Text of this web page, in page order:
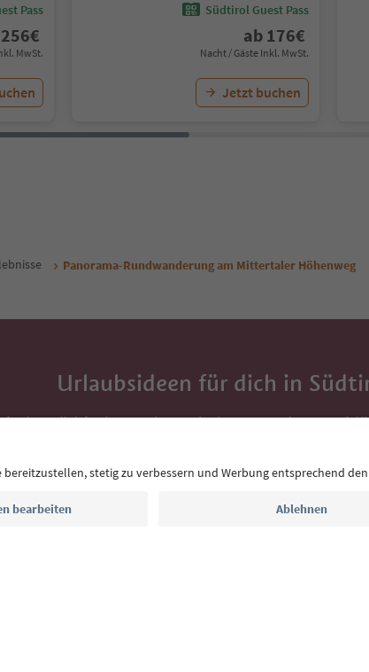
Pass
256€
MwSt.
Südtirol Guest Pass
ab 176€
Nacht / Gäste Inkl. MwSt.
Jetzt buchen
Panorama-Rundwanderung am Mittertaler Höhenweg
Urlaubsideen für dich in
der Südtirol-Newsletter bekommst du
Postfach.